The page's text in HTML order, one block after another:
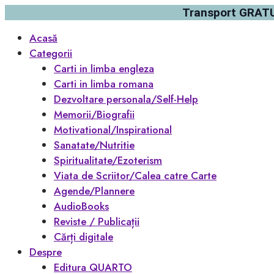
Transport
Acasă
Categorii
Carti in limba engleza
Carti in limba romana
Dezvoltare personala/Self-Help
Memorii/Biografii
Motivational/Inspirational
Sanatate/Nutritie
Spiritualitate/Ezoterism
Viata de Scriitor/Calea catre Carte
Agende/Plannere
AudioBooks
Reviste / Publicații
Cărți digitale
Despre
Editura QUARTO